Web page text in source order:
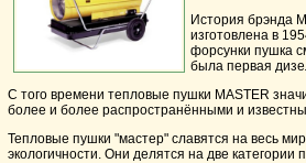
История брэнда
изготовлена в
форсунки пушка
была первая
С того времени тепловые пушки MASTER
более и более распространёнными и
Тепловые пушки "мастер" славятся на весь
экологичности. Они делятся на две категории